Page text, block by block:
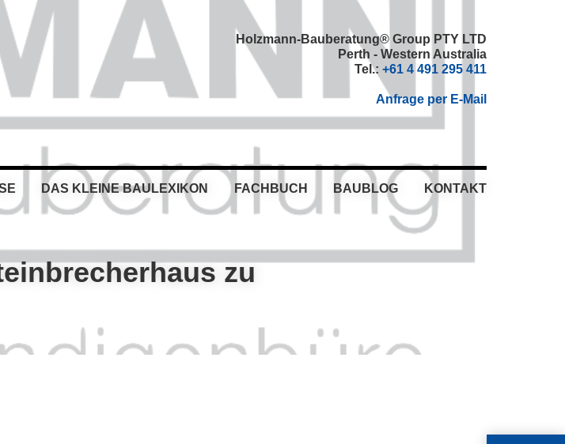
Holzmann-Bauberatung® Group PTY LTD
Perth - Western Australia
Tel.: +61 4 491 295 411
Anfrage per E-Mail
DAS KLEINE BAULEXIKON FACHBUCH BAUBLOG KONTAKT
zu